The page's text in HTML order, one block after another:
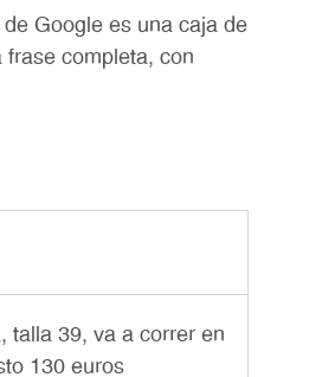
Google es una caja de
completa, con
talla 39, va a correr en
130 euros